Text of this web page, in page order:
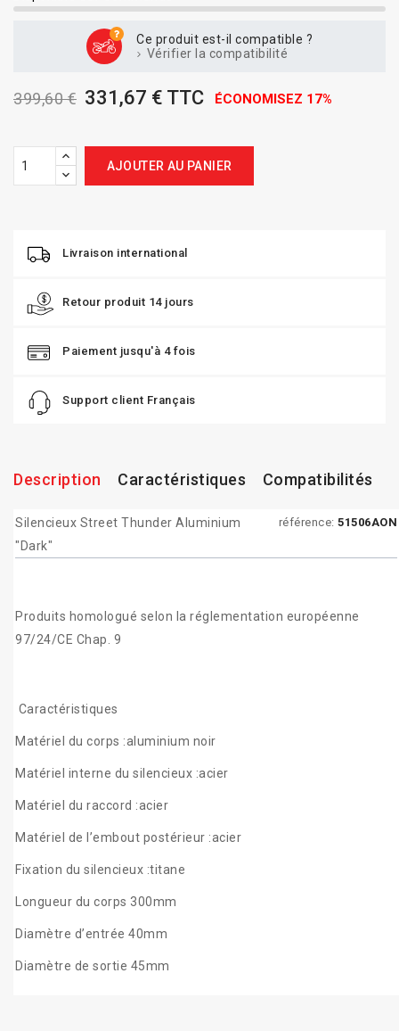
Ce produit est-il compatible ?
Vérifier la compatibilité
399,60 € 331,67 € TTC ÉCONOMISEZ 17%
AJOUTER AU PANIER
Livraison international
Retour produit 14 jours
Paiement jusqu'à 4 fois
Support client Français
Description Caractéristiques Compatibilités
référence: 51506AON
Silencieux Street Thunder Aluminium
"Dark"
Produits homologué selon la réglementation européenne
97/24/CE Chap. 9
Caractéristiques
Matériel du corps :aluminium noir
Matériel interne du silencieux :acier
Matériel du raccord :acier
Matériel de l’embout postérieur :acier
Fixation du silencieux :titane
Longueur du corps 300mm
Diamètre d’entrée 40mm
Diamètre de sortie 45mm